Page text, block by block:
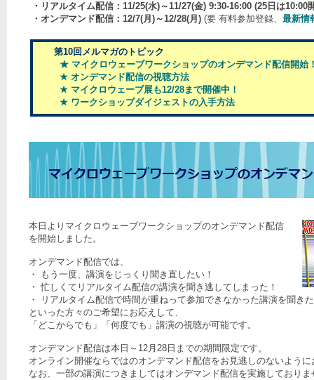
・リアルタイム配信：11/25(水)～11/27(金) 9:30-16:00 (25日は10:00
・オンデマンド配信：12/7(月)～12/28(月) (要 有料参加登録、 最新情
第10回メルマガのトピック
★ マイクロウェーブワークショップのオンデマンド配信開始
★ オンデマンド配信の視聴方法
★ マイクロウェーブ展も12/28まで開催中！
★ ワークショップダイジェストの入手方法
本日よりマイクロウェーブワークショップのオンデマンド配信
を開始しました。
オンデマンド配信では、
・ もう一度、講演をじっくり聞き直したい！
・ 忙しくてリアルタイム配信の講演を聞き逃してしまった！
・ リアルタイム配信で時間が重ねって参加できなかった講演を聞き
といった方々のご希望にお応えして、
「どこからでも」「何度でも」講演の視聴が可能です。
オンデマンド配信は本日～12月28日までの期間限定です。
オンライン開催ならではのオンデマンド配信をお見逃しのないよう
なお、一部の講演につきましてはオンデマンド配信を実施しており